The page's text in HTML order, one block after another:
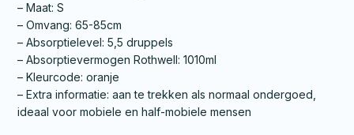
– Maat: S
– Omvang: 65-85cm
– Absorptielevel: 5,5 druppels
– Absorptievermogen Rothwell: 1010ml
– Kleurcode: oranje
– Extra informatie: aan te trekken als normaal ondergoed,
ideaal voor mobiele en half-mobiele mensen